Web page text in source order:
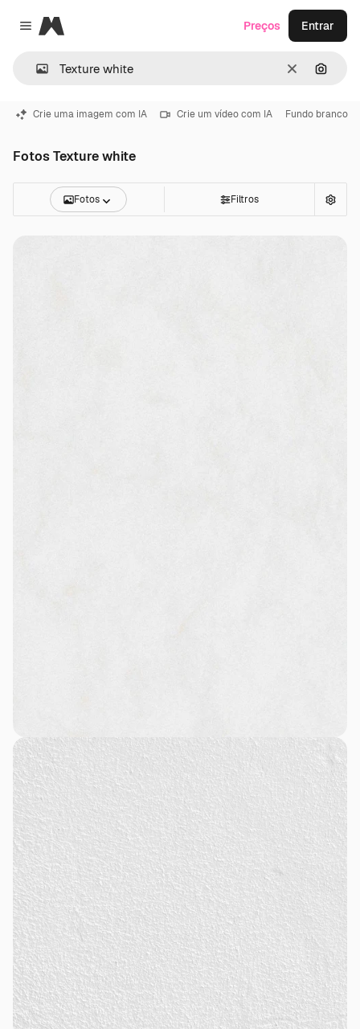
Close menu
Magnific
Limpar
Preços Entrar
Crie uma imagem com IA Crie um vídeo com IA Fundo branco
Fotos Texture white
Fotos Filtros